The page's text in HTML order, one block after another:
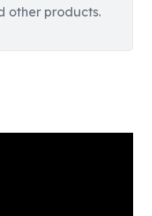
other products.